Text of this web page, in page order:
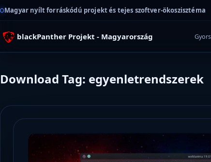
Magyar nyílt forráskódú projekt és tejes szoftver-ökoszisztéma
blackPanther Projekt - Magyarország
Download Tag: egyenletrendszerek